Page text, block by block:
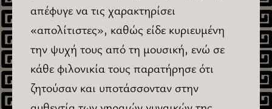
απέφυγε να τις χαρακτηρίσει
«απολίτιστες», καθώς είδε κυριευμένη
την ψυχή τους από τη μουσική, ενώ σε
κάθε φιλονικία τους παρατήρησε ότι
ζητούσαν και υποτάσσονταν στην